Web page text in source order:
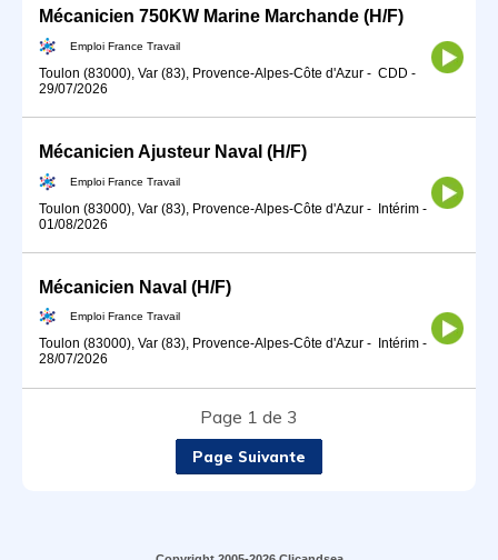
Mécanicien 750KW Marine Marchande (H/F)
Emploi France Travail
Toulon (83000), Var (83), Provence-Alpes-Côte d'Azur - CDD -
29/07/2026
Mécanicien Ajusteur Naval (H/F)
Emploi France Travail
Toulon (83000), Var (83), Provence-Alpes-Côte d'Azur - Intérim -
01/08/2026
Mécanicien Naval (H/F)
Emploi France Travail
Toulon (83000), Var (83), Provence-Alpes-Côte d'Azur - Intérim -
28/07/2026
Page 1 de 3
Page Suivante